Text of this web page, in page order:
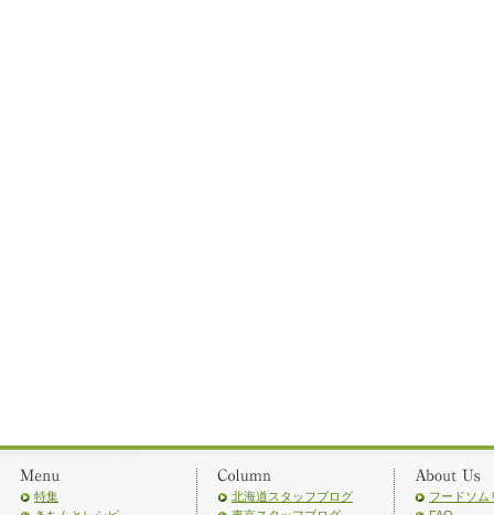
特集
北海道スタッフブログ
フードソム